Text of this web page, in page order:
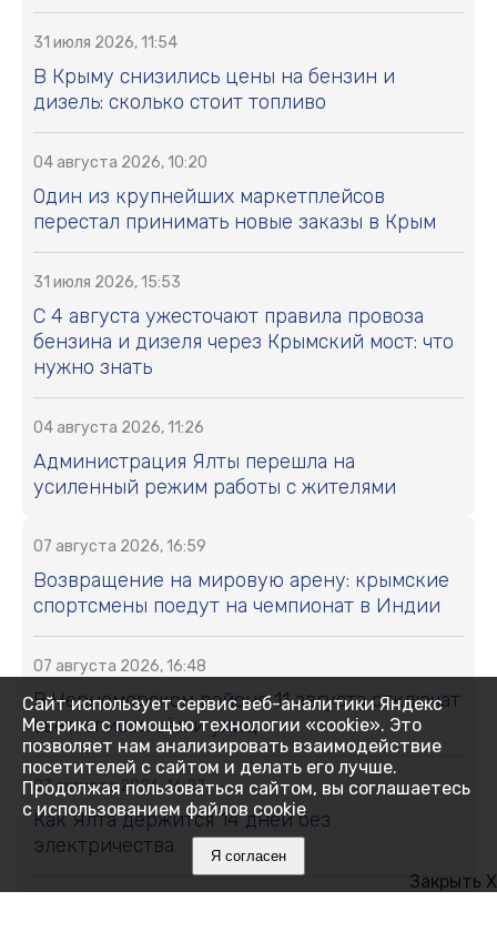
31 июля 2026, 11:54
В Крыму снизились цены на бензин и
дизель: сколько стоит топливо
04 августа 2026, 10:20
Один из крупнейших маркетплейсов
перестал принимать новые заказы в Крым
31 июля 2026, 15:53
С 4 августа ужесточают правила провоза
бензина и дизеля через Крымский мост: что
нужно знать
04 августа 2026, 11:26
Администрация Ялты перешла на
усиленный режим работы с жителями
07 августа 2026, 16:59
Возвращение на мировую арену: крымские
спортсмены поедут на чемпионат в Индии
07 августа 2026, 16:48
В Черноморском районе 11 августа отключат
свет: список сёл и улиц
07 августа 2026, 16:27
Как Ялта держится 14 дней без
электричества
Закрыть X
Сайт использует сервис веб-аналитики Яндекс
Метрика с помощью технологии «cookie». Это
позволяет нам анализировать взаимодействие
посетителей с сайтом и делать его лучше.
Продолжая пользоваться сайтом, вы соглашаетесь
с использованием файлов cookie
Я согласен